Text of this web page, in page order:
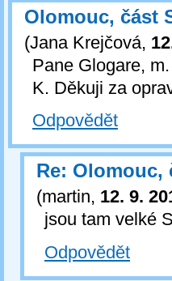
Olomouc, část
(Jana Krejčová,
Pane Glogare,
K. Děkuji za
Odpovědět
Re: Olomouc,
(martin, 12. 9.
jsou tam velké
Odpovědět